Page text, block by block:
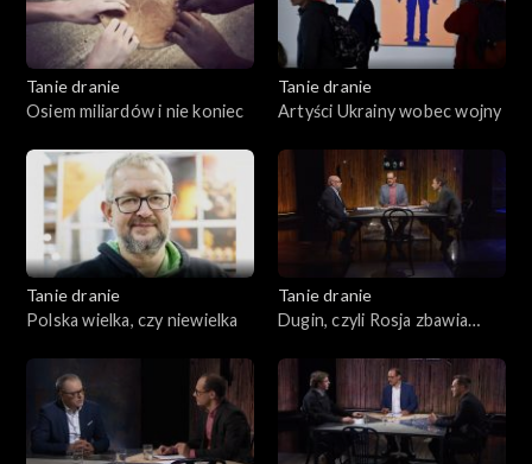
Tanie dranie
Osiem miliardów i nie koniec
Tanie dranie
Artyści Ukrainy wobec wojny
Tanie dranie
Polska wielka, czy niewielka
Tanie dranie
Dugin, czyli Rosja zbawia